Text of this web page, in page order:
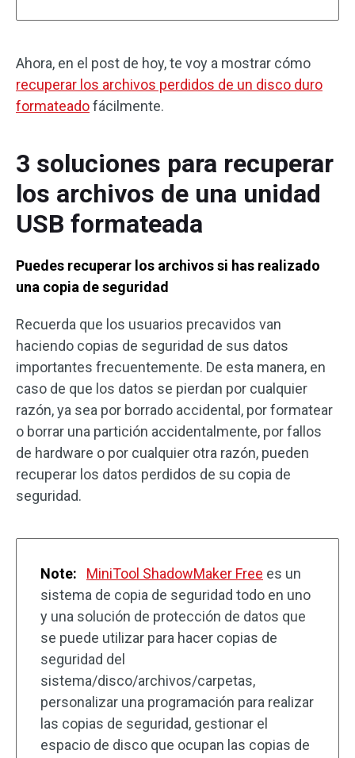
Ahora, en el post de hoy, te voy a mostrar cómo
recuperar los archivos perdidos de un disco duro
formateadofácilmente.
3 soluciones para recuperar
los archivos de una unidad
USB formateada
Puedes recuperar los archivos si has realizado
una copia de seguridad
Recuerda que los usuarios precavidos van
haciendo copias de seguridad de sus datos
importantes frecuentemente. De esta manera, en
caso de que los datos se pierdan por cualquier
razón, ya sea por borrado accidental, por formatear
o borrar una partición accidentalmente, por fallos
de hardware o por cualquier otra razón, pueden
recuperar los datos perdidos de su copia de
seguridad.
Note: MiniTool ShadowMaker Free es un
sistema de copia de seguridad todo en uno
y una solución de protección de datos que
se puede utilizar para hacer copias de
seguridad del
sistema/disco/archivos/carpetas,
personalizar una programación para realizar
las copias de seguridad, gestionar el
espacio de disco que ocupan las copias de